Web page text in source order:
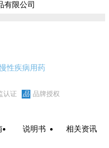
有限公司
性疾病用药
认证 品 品牌授权
说明书 相关资讯